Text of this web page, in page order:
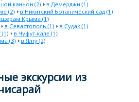
каньон (2)
в Демерджи (1)
(2)
в Никитский Ботанический сад (1)
Крыма (1)
в Севастополь (1)
в Судак (1)
(1)
в Чуфут-кале (1)
(3)
в Ялту (2)
экскурсии из